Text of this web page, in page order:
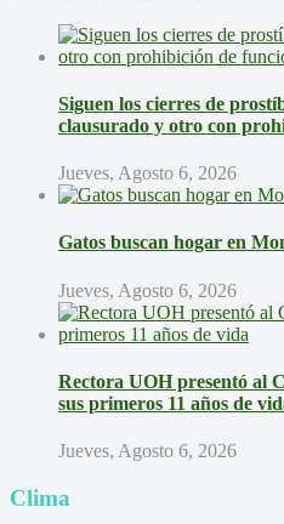
Siguen los cierres de
clausurado y otro con
Jueves, Agosto 6, 2026
Gatos buscan hogar en
Jueves, Agosto 6, 2026
Rectora UOH presentó al
sus primeros 11 años de
Jueves, Agosto 6, 2026
Clima